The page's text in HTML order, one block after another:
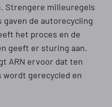
Strengere milieuregels
de autorecycling
het proces en de
geeft er sturing aan.
ARN ervoor dat ten
wordt gerecycled en